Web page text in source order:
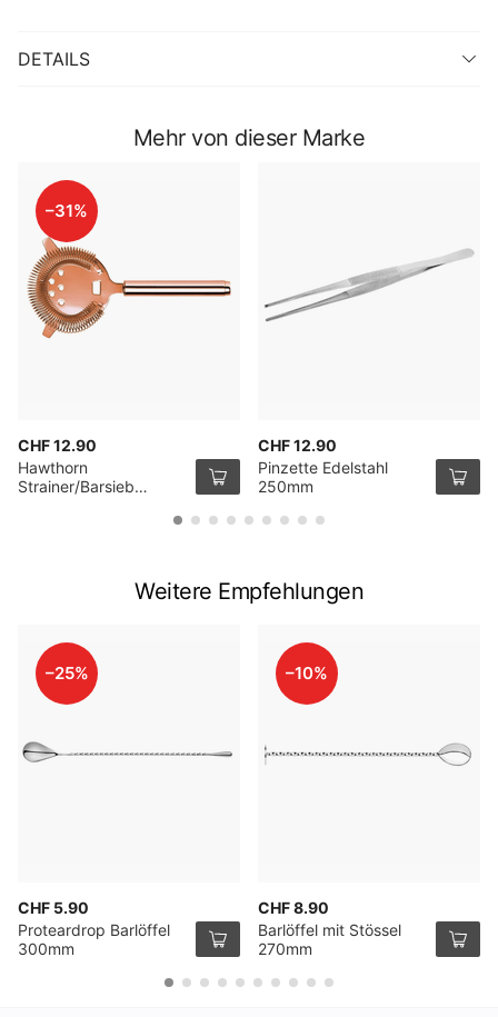
DETAILS
Mehr von dieser Marke
–31%
CHF 12.90
Hawthorn
Strainer/Barsieb
CHF 12.90
Pinzette Edelstahl
250mm
Weitere Empfehlungen
–25%
CHF 5.90
Proteardrop Barlöffel
300mm
–10%
CHF 8.90
Barlöffel mit Stössel
270mm